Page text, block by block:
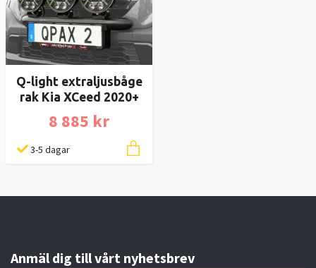
Q-light extraljusbåge
rak Kia XCeed 2020+
8 885 kr
3-5 dagar
Anmäl dig till vårt nyhetsbrev